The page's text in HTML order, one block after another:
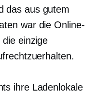
das aus gutem
war die Online-
einzige
ihre Ladenlokale